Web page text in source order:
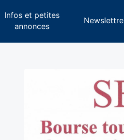
Infos et petites
annonces
Newslettre